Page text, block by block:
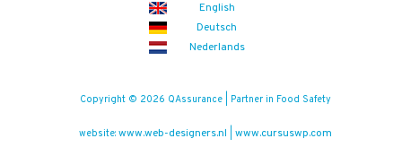
English
Deutsch
Nederlands
Copyright © 2026 QAssurance | Partner in Food Safety
website: www.web-designers.nl www.cursuswp.com